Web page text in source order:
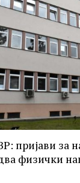
пријави за
физички